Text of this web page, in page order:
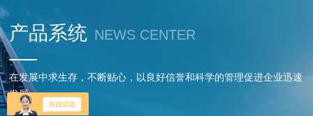
产品系统 NEWS CENTER
在发展中求生存，不断贴心，以良好信誉和科学的管理促进企业迅速
发展